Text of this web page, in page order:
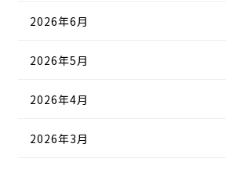
2026年6月
2026年5月
2026年4月
2026年3月